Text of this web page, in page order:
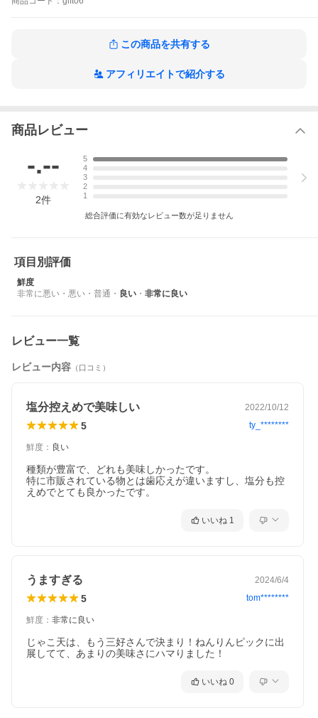
この商品を共有する
アフィリエイトで紹介する
商品レビュー
-.--
2件
5
4
3
2
1
総合評価に有効なレビュー数が足りません
項目別評価
鮮度
非常に悪い ・ 悪い ・ 普通 ・ 良い ・ 非常に良い
レビュー一覧
レビュー内容 （口コミ）
塩分控えめで美味しい 2022/10/12
5 ty_********
鮮度 ： 良い
種類が豊富で、どれも美味しかったです。
特に市販されている物とは歯応えが違いますし、塩分も控
えめでとても良かったです。
いいね 1
うますぎる 2024/6/4
5 tom********
鮮度 ： 非常に良い
じゃこ天は、もう三好さんで決まり！ねんりんピックに出
展してて、あまりの美味さにハマりました！
いいね 0